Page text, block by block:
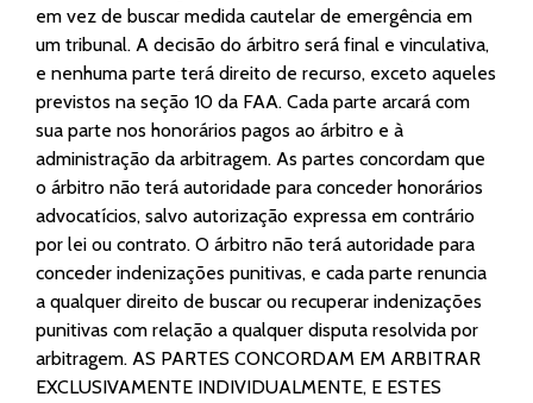
em vez de buscar medida cautelar de emergência em
um tribunal. A decisão do árbitro será final e vinculativa,
e nenhuma parte terá direito de recurso, exceto aqueles
previstos na seção 10 da FAA. Cada parte arcará com
sua parte nos honorários pagos ao árbitro e à
administração da arbitragem. As partes concordam que
o árbitro não terá autoridade para conceder honorários
advocatícios, salvo autorização expressa em contrário
por lei ou contrato. O árbitro não terá autoridade para
conceder indenizações punitivas, e cada parte renuncia
a qualquer direito de buscar ou recuperar indenizações
punitivas com relação a qualquer disputa resolvida por
arbitragem. AS PARTES CONCORDAM EM ARBITRAR
EXCLUSIVAMENTE INDIVIDUALMENTE, E ESTES